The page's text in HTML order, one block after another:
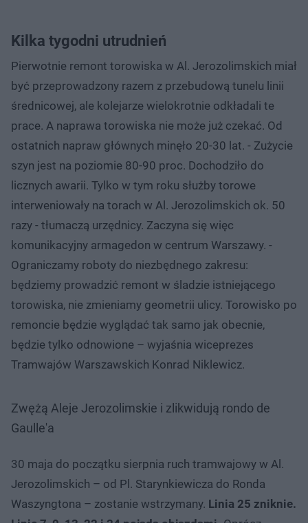
Kilka tygodni utrudnień
Pierwotnie remont torowiska w Al. Jerozolimskich miał
być przeprowadzony razem z przebudową tunelu linii
średnicowej, ale kolejarze wielokrotnie odkładali te
prace. A naprawa torowiska nie może już czekać. Od
ostatnich napraw głównych minęło 20-30 lat. - Zużycie
szyn jest na poziomie 80-90 proc. Dochodziło do
licznych awarii. Tylko w tym roku służby torowe
interweniowały na torach w Al. Jerozolimskich ok. 50
razy - tłumaczą urzędnicy. Zaczyna się więc
komunikacyjny armagedon w centrum Warszawy. -
Ograniczamy roboty do niezbędnego zakresu:
będziemy prowadzić remont w śladzie istniejącego
torowiska, nie zmieniamy geometrii ulicy. Torowisko po
remoncie będzie wyglądać tak samo jak obecnie,
będzie tylko odnowione – wyjaśnia wiceprezes
Tramwajów Warszawskich Konrad Niklewicz.
Zwężą Aleje Jerozolimskie i zlikwidują rondo de
Gaulle'a
30 maja do początku sierpnia ruch tramwajowy w Al.
Jerozolimskich – od Pl. Starynkiewicza do Ronda
Waszyngtona – zostanie wstrzymany. Linia 25 zniknie.